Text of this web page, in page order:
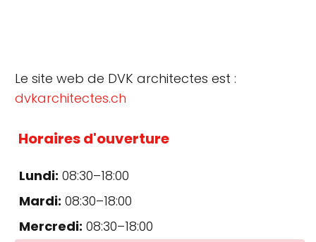
Le site web de DVK architectes est :
dvkarchitectes.ch
Horaires d'ouverture
Lundi: 08:30–18:00
Mardi: 08:30–18:00
Mercredi: 08:30–18:00